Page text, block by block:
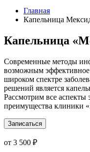
Главная
Капельница
Капельница
Современные методы
возможным эффективное
широком спектре
решений является
Рассмотрим все аспекты
преимущества клиники
Записаться
от 3 500 ₽